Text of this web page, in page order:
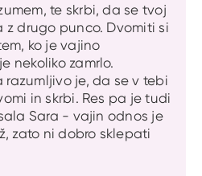
te skrbi, da se tvoj
z drugo punco. Dvomiti si
ko je vajino
nekoliko zamrlo.
razumljivo je, da se v tebi
in skrbi. Res pa je tudi
Sara - vajin odnos je
zato ni dobro sklepati